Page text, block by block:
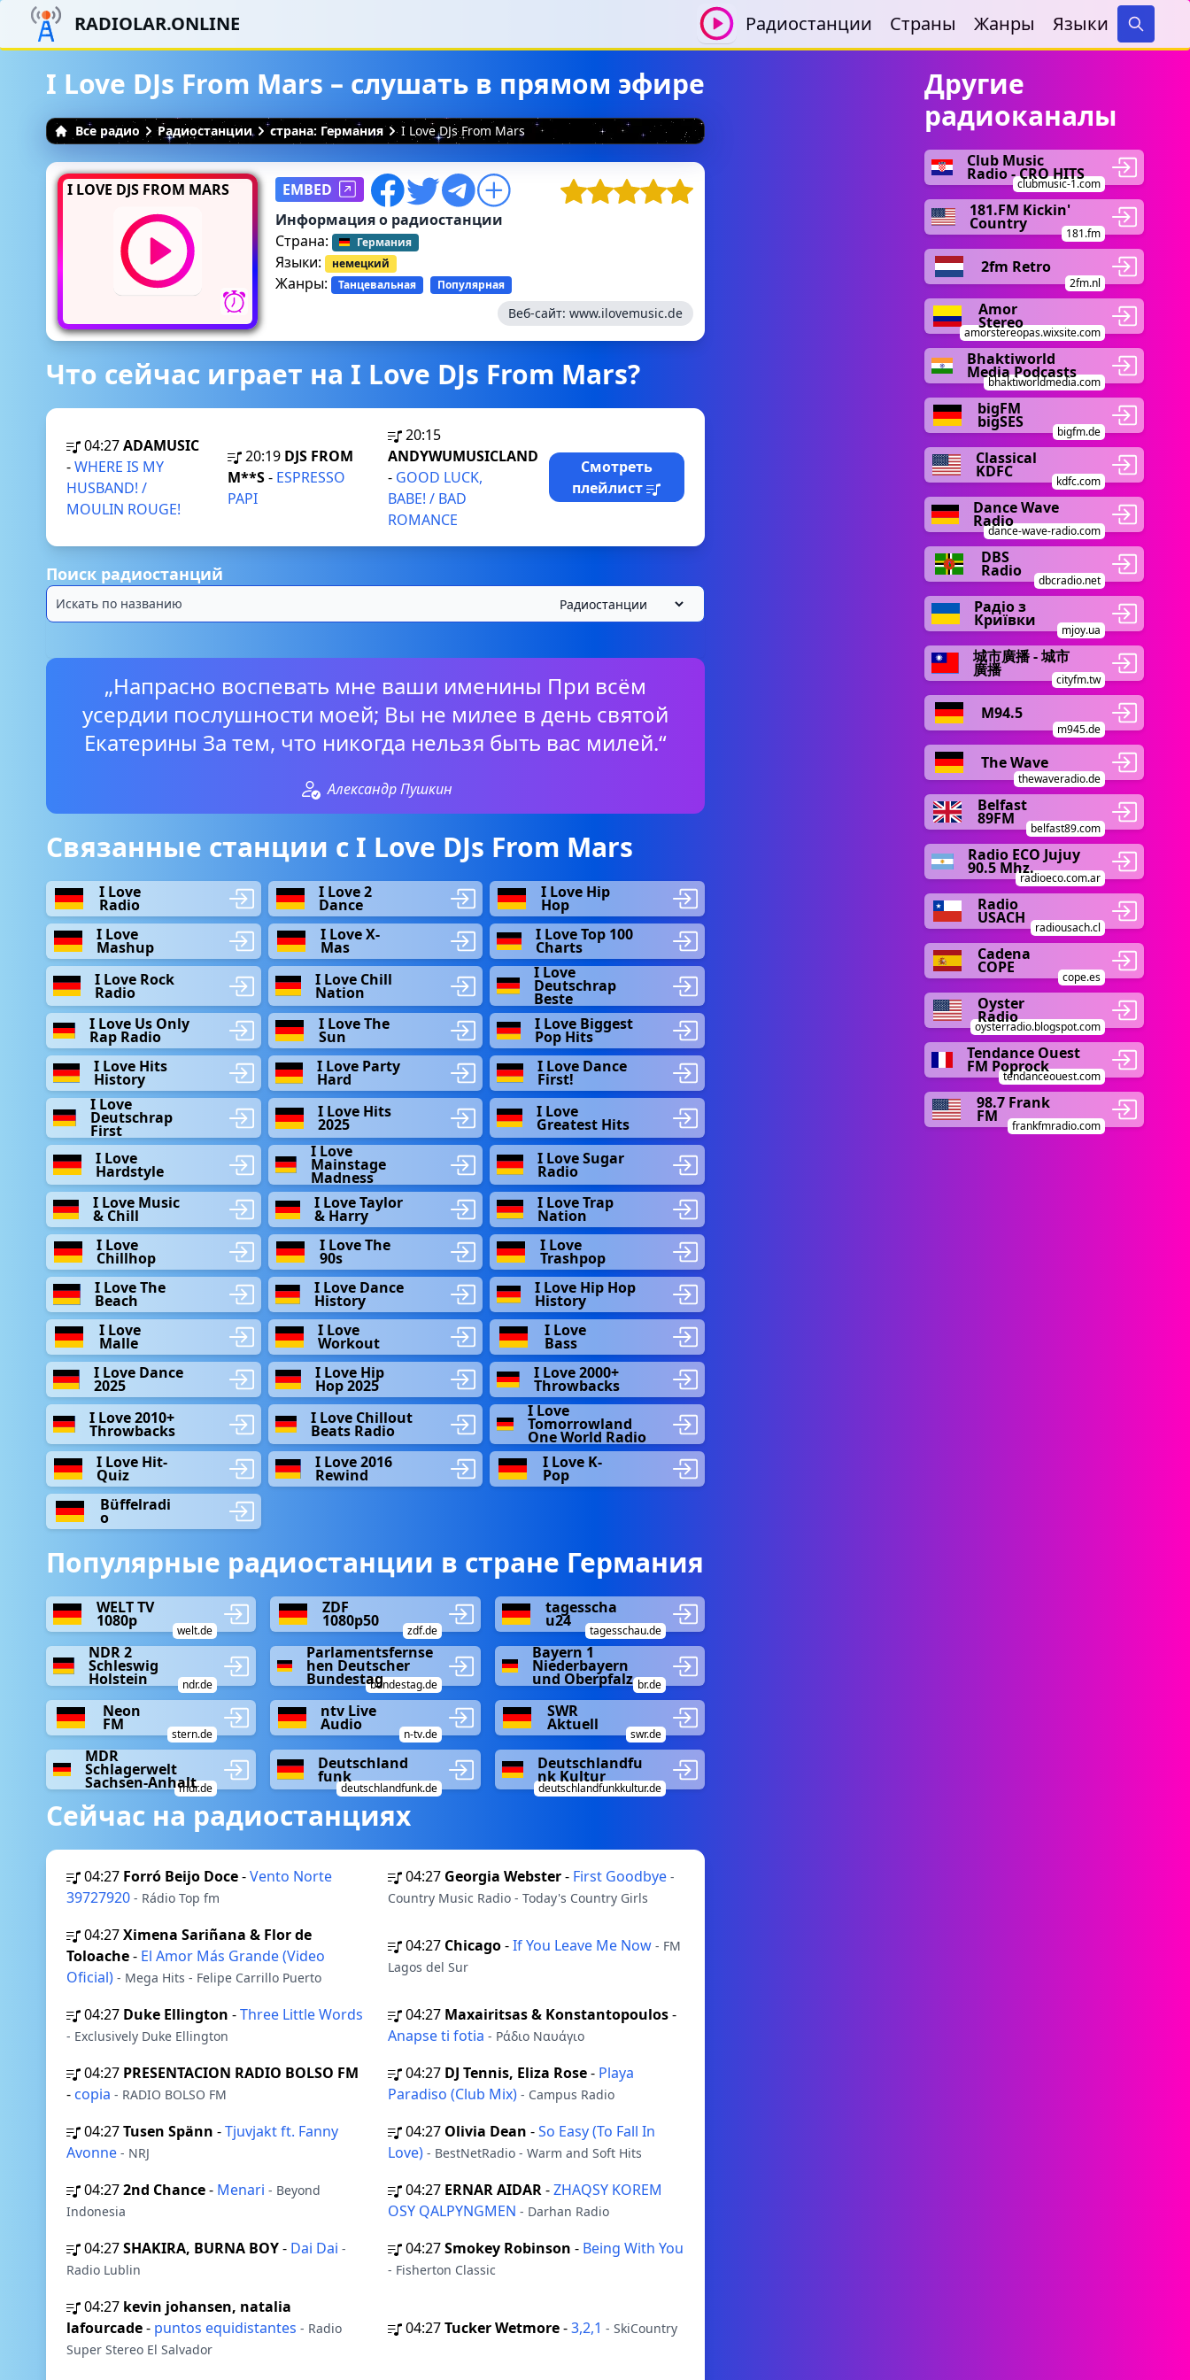
RADIOLAR.ONLINE Радиостанции Страны Жанры Языки
Search
I Love DJs From Mars – слушать в прямом эфире
Все радио Радиостанции страна: Германия I Love DJs From Mars
I LOVE DJS FROM MARS
EMBED
Информация о радиостанции
Страна:
Германия
Языки: немецкий
Жанры: Танцевальная Популярная
Веб-сайт: www.ilovemusic.de
Что сейчас играет на I Love DJs From Mars?
04:27ADAMUSIC
-WHERE IS MY
HUSBAND! /
MOULIN ROUGE!
20:19 DJS FROM
M**S- ESPRESSO
PAPI
20:15
ANDYWUMUSICLAND
- GOOD LUCK,
BABE! / BAD
ROMANCE
Смотреть
плейлист
Поиск радиостанций
„Напрасно воспевать мне ваши именины При всём
усердии послушности моей; Вы не милее в день святой
Екатерины За тем, что никогда нельзя быть вас милей.“
Александр Пушкин
Связанные станции с I Love DJs From Mars
I Love
Radio
I Love 2
Dance
I Love Hip
Hop
I Love
Mashup
I Love X-
Mas
I Love Top 100
Charts
I Love Rock
Radio
I Love Chill
Nation
I Love
Deutschrap
Beste
I Love Us Only
Rap Radio
I Love The
Sun
I Love Biggest
Pop Hits
I Love Hits
History
I Love Party
Hard
I Love Dance
First!
I Love
Deutschrap
First
I Love Hits
2025
I Love
Greatest Hits
I Love
Hardstyle
I Love
Mainstage
Madness
I Love Sugar
Radio
I Love Music
& Chill
I Love Taylor
& Harry
I Love Trap
Nation
I Love
Chillhop
I Love The
90s
I Love
Trashpop
I Love The
Beach
I Love Dance
History
I Love Hip Hop
History
I Love
Malle
I Love
Workout
I Love
Bass
I Love Dance
2025
I Love Hip
Hop 2025
I Love 2000+
Throwbacks
I Love 2010+
Throwbacks
I Love Chillout
Beats Radio
I Love
Tomorrowland
One World Radio
I Love Hit-
Quiz
I Love 2016
Rewind
I Love K-
Pop
Büffelradi
o
Популярные радиостанции в стране Германия
WELT TV
1080p
welt.de
ZDF
1080p50
zdf.de
tagesscha
u24
tagesschau.de
NDR 2
Schleswig
Holstein ndr.de
Parlamentsfernse
hen Deutscher
Bundestagbundestag.de
Bayern 1
Niederbayern
und Oberpfalz br.de
Neon
FM
stern.de
ntv Live
Audio
n-tv.de
SWR
Aktuell
swr.de
MDR
Schlagerwelt
Sachsen-Anhaltmdr.de
Deutschland
funk
deutschlandfunk.de
Deutschlandfu
nk Kultur
deutschlandfunkkultur.de
Сейчас на радиостанциях
04:27 Forró Beijo Doce-Vento Norte
39727920 - Rádio Top fm
04:27 Georgia Webster- First Goodbye -
Country Music Radio - Today's Country Girls
04:27Ximena Sariñana & Flor de
Toloache- El Amor Más Grande (Video
Oficial) - Mega Hits - Felipe Carrillo Puerto
04:27 Chicago-If You Leave Me Now - FM
Lagos del Sur
04:27 Duke Ellington -Three Little Words
- Exclusively Duke Ellington
04:27 Maxairitsas & Konstantopoulos-
Anapse ti fotia - Ράδιο Ναυάγιο
04:27 PRESENTACION RADIO BOLSO FM
- copia - RADIO BOLSO FM
04:27 DJ Tennis, Eliza Rose- Playa
Paradiso (Club Mix) - Campus Radio
04:27Tusen Spänn -Tjuvjakt ft. Fanny
Avonne - NRJ
04:27 Olivia Dean -So Easy (To Fall In
Love) - BestNetRadio - Warm and Soft Hits
04:272nd Chance- Menari - Beyond
Indonesia
04:27 ERNAR AIDAR-ZHAQSY KOREM
OSY QALPYNGMEN - Darhan Radio
04:27SHAKIRA, BURNA BOY- Dai Dai -
Radio Lublin
04:27Smokey Robinson - Being With You
- Fisherton Classic
04:27 kevin johansen, natalia
lafourcade- puntos equidistantes - Radio
Super Stereo El Salvador
04:27Tucker Wetmore-3,2,1 - SkiCountry
Другие
радиоканалы
Club Music
Radio - CRO HITS
clubmusic-1.com
181.FM Kickin'
Country
181.fm
2fm Retro
2fm.nl
Amor
Stereo
amorstereopas.wixsite.com
Bhaktiworld
Media Podcasts
bhaktiworldmedia.com
bigFM
bigSES
bigfm.de
Classical
KDFC
kdfc.com
Dance Wave
Radio
dance-wave-radio.com
DBS
Radio
dbcradio.net
Радіо з
Криївки
mjoy.ua
城市廣播 - 城市
廣播
cityfm.tw
M94.5
m945.de
The Wave
thewaveradio.de
Belfast
89FM
belfast89.com
Radio ECO Jujuy
90.5 Mhz.
radioeco.com.ar
Radio
USACH
radiousach.cl
Cadena
COPE
cope.es
Oyster
Radio
oysterradio.blogspot.com
Tendance Ouest
FM Poprock
tendanceouest.com
98.7 Frank
FM
frankfmradio.com